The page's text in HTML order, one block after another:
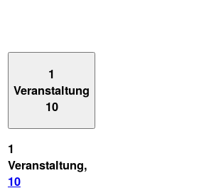
1
Veranstaltung
10
1
Veranstaltung,
10